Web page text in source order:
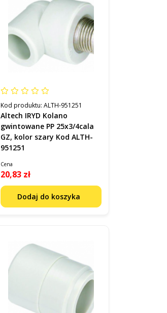
Kod produktu: ALTH-951251
Altech IRYD Kolano
gwintowane PP 25x3/4cala
GZ, kolor szary Kod ALTH-
951251
Cena
20,83 zł
Dodaj do koszyka